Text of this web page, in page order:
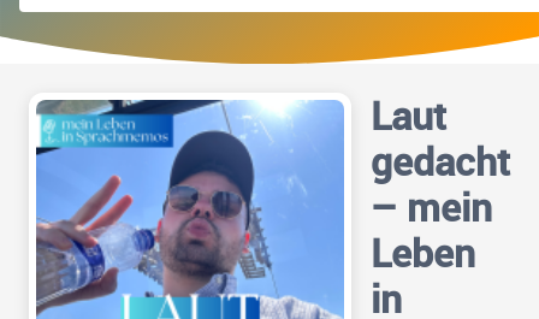
Laut
gedacht
– mein
Leben
in